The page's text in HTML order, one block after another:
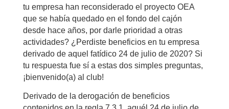
tu empresa han reconsiderado el proyecto OEA
que se había quedado en el fondo del cajón
desde hace años, por darle prioridad a otras
actividades? ¿Perdiste beneficios en tu empresa
derivado de aquel fatídico 24 de julio de 2020? Si
tu respuesta fue sí a estas dos simples preguntas,
¡bienvenido(a) al club!
Derivado de la derogación de beneficios